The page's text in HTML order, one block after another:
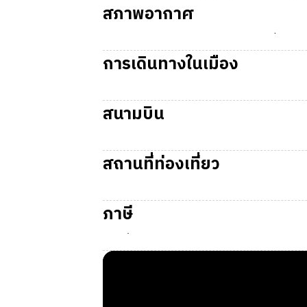
สภาพอากาศ
ร้อน (Summer) มีอุณหภูมิอยู่ที่ 19 – 32 °C
การเดินทางในเมือง
Trolley ซึ่งมีเส้นทางผ่าน HarborWalk
ทางไปยังเมืองอื่น ๆ ใน Florida สามารถใช้รถบั
สนามบิน
ยนตร์ประมาณ 15 นาที
สถานที่ท่องเที่ยว
เกาะ:Okaloosa Island, Crab Island
ล่องเรือ:
พิพิธภัณฑ์:
ภาษี